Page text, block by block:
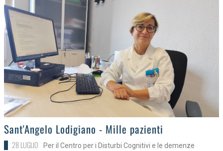
>
Sant'Angelo Lodigiano - Mille pazienti
28 LUGLIO Per il Centro per i Disturbi Cognitivi e le demenze